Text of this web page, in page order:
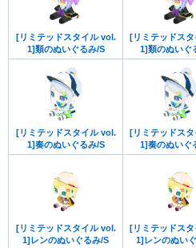
[リミテッドスタイル vol.
1]類のぬいぐるみ/S
[リミテッドス
1]類のぬいぐ
[リミテッドスタイル vol.
1]奏のぬいぐるみ/S
[リミテッドス
1]奏のぬいぐ
[リミテッドスタイル vol.
1]レンのぬいぐるみ/S
[リミテッドス
1]レンのぬい